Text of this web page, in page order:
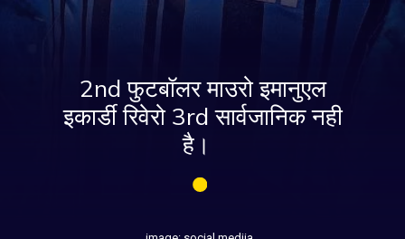
2nd फुटबॉलर माउरो इमानुएल
इकार्डी रिवेरो 3rd सार्वजानिक नही
है।